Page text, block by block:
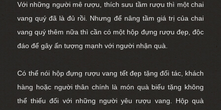
Với những người mê rượu, thích sưu tầm rượu thì một chai
vang quý đã là đủ rồi. Nhưng để nâng tầm giá trị của chai
vang quý thêm nữa thì cần có một hộp đựng rượu đẹp, độc
đáo để gây ấn tượng mạnh với người nhận quà.
Có thể nói hộp đựng rượu vang tết đẹp tặng đối tác, khách
hàng hoặc người thân chính là món quà biếu tặng không
thể thiếu đối với những người yêu rượu vang. Hộp quà